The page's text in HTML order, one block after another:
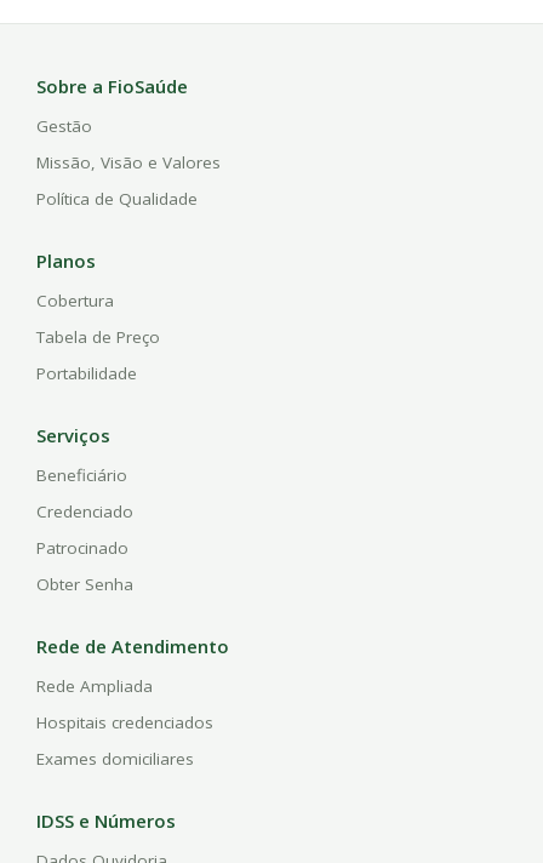
Sobre a FioSaúde
Gestão
Missão, Visão e Valores
Política de Qualidade
Planos
Cobertura
Tabela de Preço
Portabilidade
Serviços
Beneficiário
Credenciado
Patrocinado
Obter Senha
Rede de Atendimento
Rede Ampliada
Hospitais credenciados
Exames domiciliares
IDSS e Números